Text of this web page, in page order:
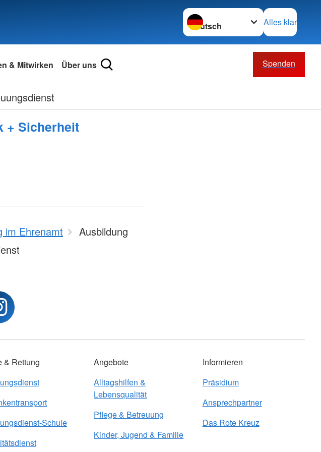
Sprache wechseln zu
Alles klar
& Mitwirken Über uns Spenden
+ Sicherheit
im Ehrenamt
Ausbildung
& Rettung
Schule
Angebote
Alltagshilfen &
Lebensqualität
Pflege & Betreuung
Kinder, Jugend & Familie
Informieren
Präsidium
Ansprechpartner
Das Rote Kreuz